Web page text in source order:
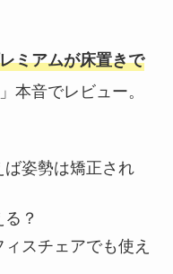
ミアムが床置きで
本音でレビュー。
ば姿勢は矯正され
？
スチェアでも使え